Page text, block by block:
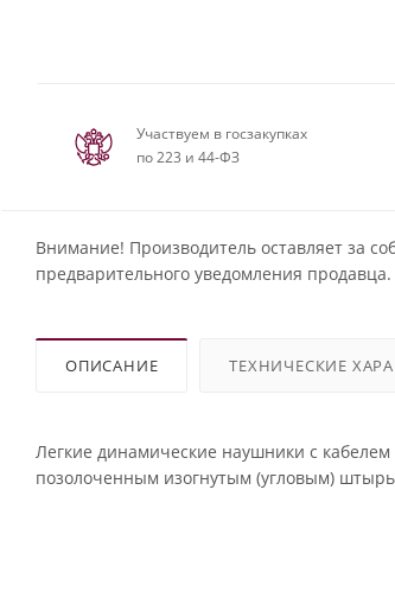
Участвуем в госзакупках
по 223 и 44-ФЗ
Внимание! Производитель оставляет за
предварительного уведомления
ОПИСАНИЕ ТЕХНИЧЕСКИЕ
Легкие динамические наушники с
позолоченным изогнутым (угловым)